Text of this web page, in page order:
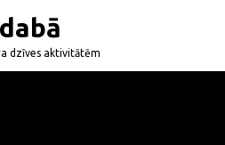
dzīves aktivitātēm